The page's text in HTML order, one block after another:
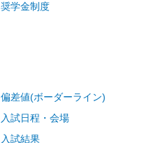
奨学金制度
偏差値(ボーダーライン)
入試日程・会場
入試結果